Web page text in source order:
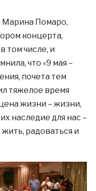
Марина Помаро,
концерта,
том числе, и
что «9 мая –
почета тем
тяжелое время
жизни – жизни,
наследие для нас –
радоваться и